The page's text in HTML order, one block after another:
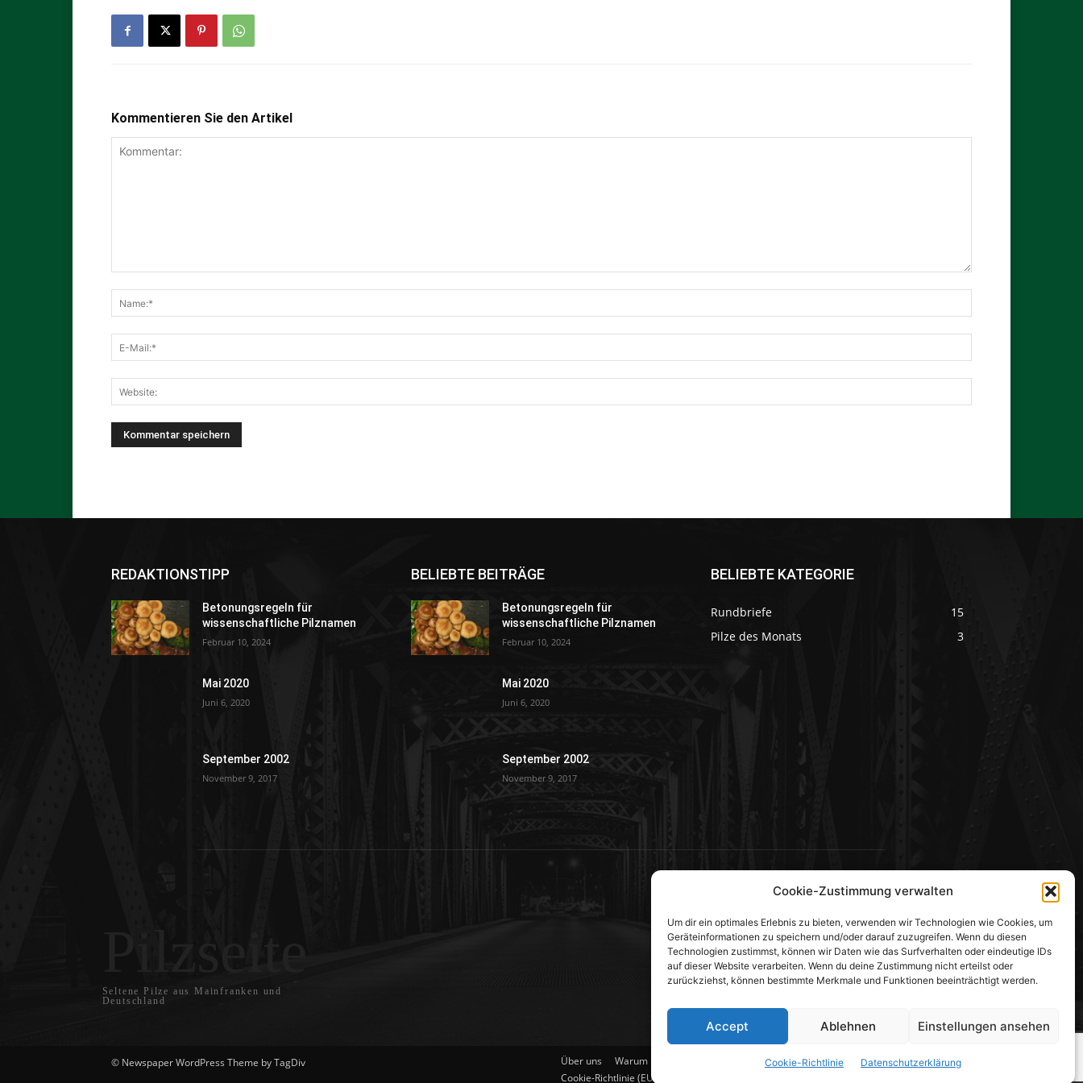
Cookie-Zustimmung verwalten
Um dir ein optimales Erlebnis zu bieten, verwenden wir Technologien wie Cookies, um
Geräteinformationen zu speichern und/oder darauf zuzugreifen. Wenn du diesen
Technologien zustimmst, können wir Daten wie das Surfverhalten oder eindeutige IDs
auf dieser Website verarbeiten. Wenn du deine Zustimmung nicht erteilst oder
zurückziehst, können bestimmte Merkmale und Funktionen beeinträchtigt werden.
Accept Ablehnen Einstellungen ansehen
Cookie-Richtlinie Datenschutzerklärung
Kommentieren Sie den Artikel
REDAKTIONSTIPP
Betonungsregeln für
wissenschaftliche Pilznamen
Februar 10, 2024
Mai 2020
Juni 6, 2020
September 2002
November 9, 2017
BELIEBTE BEITRÄGE
Betonungsregeln für
wissenschaftliche Pilznamen
Februar 10, 2024
Mai 2020
Juni 6, 2020
September 2002
November 9, 2017
BELIEBTE KATEGORIE
Rundbriefe
15
Pilze des Monats
3
Seltene Pilze aus Mainfranken und
Deutschland
© Newspaper WordPress Theme by TagDiv Über uns Warum Pilze? Impressum
Datenschutzerklärung
Cookie-Richtlinie (EU)